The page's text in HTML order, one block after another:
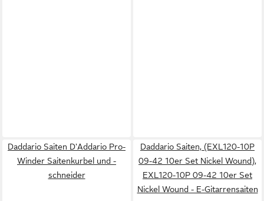
Daddario Saiten D'Addario Pro-
Winder Saitenkurbel und -
schneider
Daddario Saiten, (EXL120-10P
09-42 10er Set Nickel Wound),
EXL120-10P 09-42 10er Set
Nickel Wound - E-Gitarrensaiten